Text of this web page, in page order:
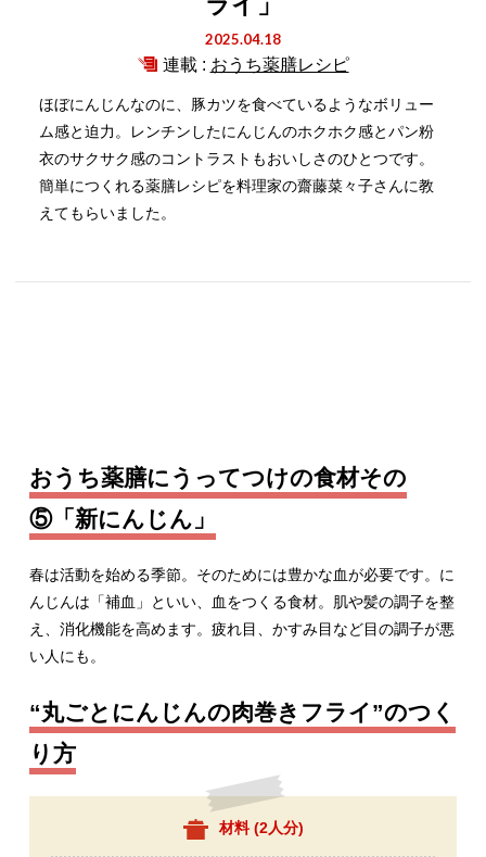
2025.04.18
連載 : おうち薬膳レシピ
ほぼにんじんなのに、豚カツを食べているようなボリュー
ム感と迫力。レンチンしたにんじんのホクホク感とパン粉
衣のサクサク感のコントラストもおいしさのひとつです。
簡単につくれる薬膳レシピを料理家の齋藤菜々子さんに教
えてもらいました。
おうち薬膳にうってつけの食材その
⑤「新にんじん」
春は活動を始める季節。そのためには豊かな血が必要です。に
んじんは「補血」といい、血をつくる食材。肌や髪の調子を整
え、消化機能を高めます。疲れ目、かすみ目など目の調子が悪
い人にも。
“丸ごとにんじんの肉巻きフライ”のつく
り方
材料 (2人分)